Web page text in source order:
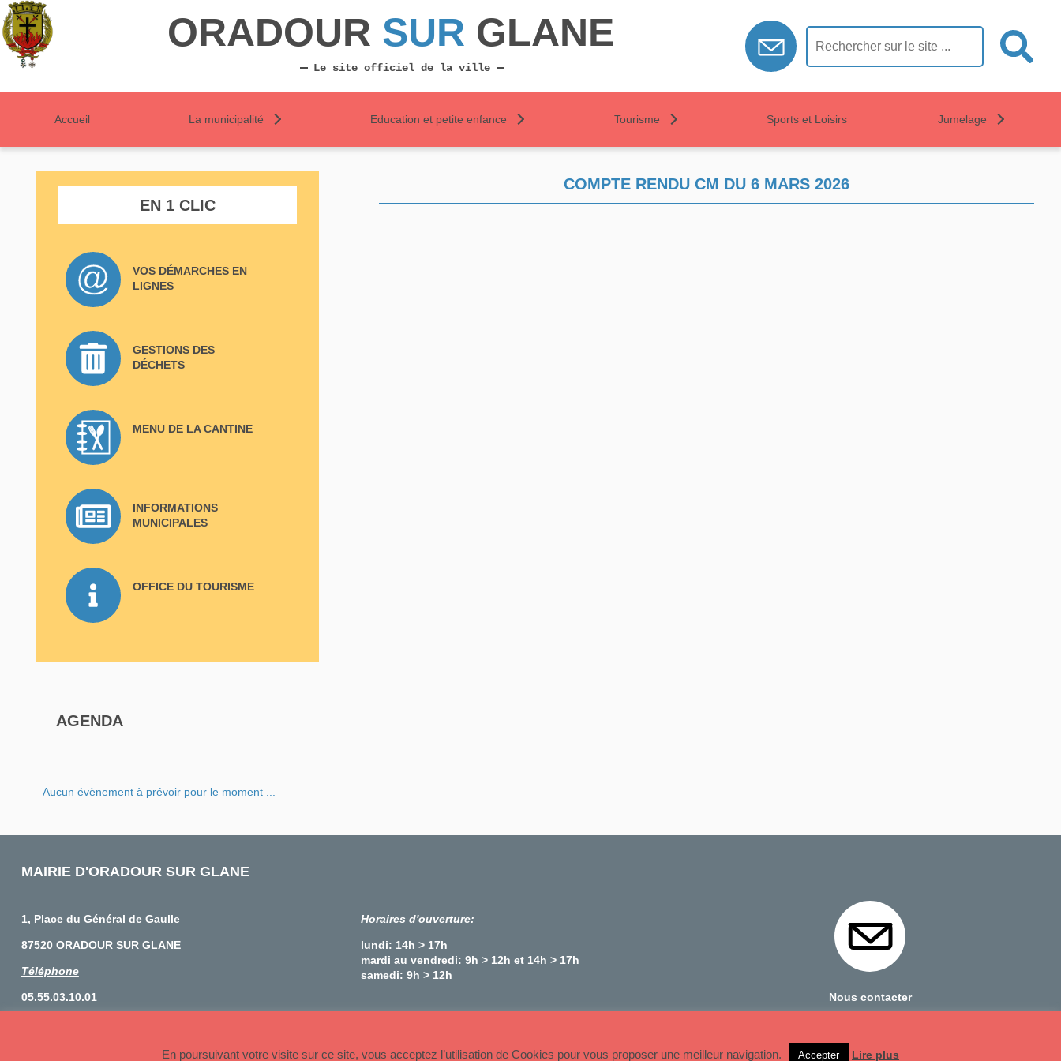
ORADOUR SUR GLANE
Le site officiel de la ville
Accueil La municipalité Education et petite enfance Tourisme Sports et Loisirs Jumelage
EN 1 CLIC
VOS DÉMARCHES EN
LIGNES
GESTIONS DES
DÉCHETS
MENU DE LA CANTINE
INFORMATIONS
MUNICIPALES
OFFICE DU TOURISME
AGENDA
Aucun évènement à prévoir pour le moment ...
COMPTE RENDU CM DU 6 MARS 2026
MAIRIE D'ORADOUR SUR GLANE
1, Place du Général de Gaulle
87520 ORADOUR SUR GLANE
Téléphone
05.55.03.10.01
Horaires d'ouverture:
lundi: 14h > 17h
mardi au vendredi: 9h > 12h et 14h > 17h
samedi: 9h > 12h
Nous contacter
© 2026 Copyright Oradour sur Glane Plan du site Mentions Légales
En poursuivant votre visite sur ce site, vous acceptez l’utilisation de Cookies pour vous proposer une meilleur navigation. Accepter Lire plus